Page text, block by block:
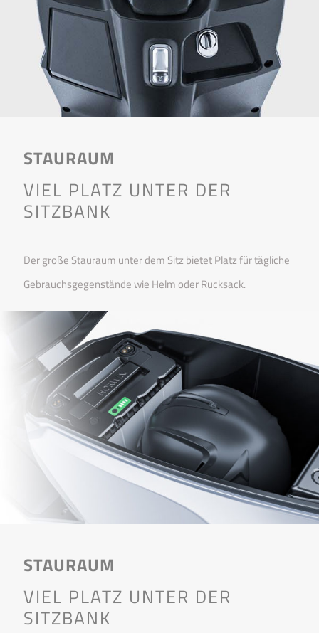
STAURAUM
VIEL PLATZ UNTER DER
SITZBANK
Der große Stauraum unter dem Sitz bietet Platz für tägliche
Gebrauchsgegenstände wie Helm oder Rucksack.
STAURAUM
VIEL PLATZ UNTER DER
SITZBANK